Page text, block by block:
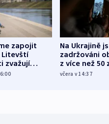
zapojit
Litevští
zvažují
o
Na Ukrajině
zadržováni
z více než 50
Bojovali na
včera v 14:37